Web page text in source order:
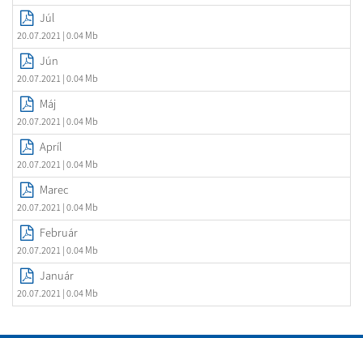
Júl
20.07.2021 | 0.04 Mb
Jún
20.07.2021 | 0.04 Mb
Máj
20.07.2021 | 0.04 Mb
Apríl
20.07.2021 | 0.04 Mb
Marec
20.07.2021 | 0.04 Mb
Február
20.07.2021 | 0.04 Mb
Január
20.07.2021 | 0.04 Mb